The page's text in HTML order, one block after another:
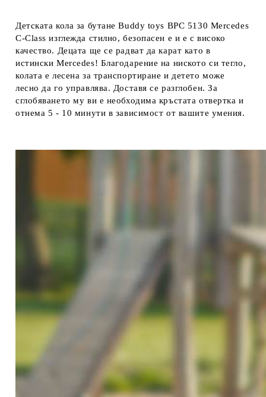
Детската кола за бутане Buddy toys BPC 5130 Mercedes
C-Class изглежда стилно, безопасен е и е с високо
качество. Децата ще се радват да карат като в
истински Mercedes! Благодарение на ниското си тегло,
колата е лесена за транспортиране и детето може
лесно да го управлява. Доставя се разглобен. За
сглобяването му ви е необходима кръстата отвертка и
отнема 5 - 10 минути в зависимост от вашите умения.